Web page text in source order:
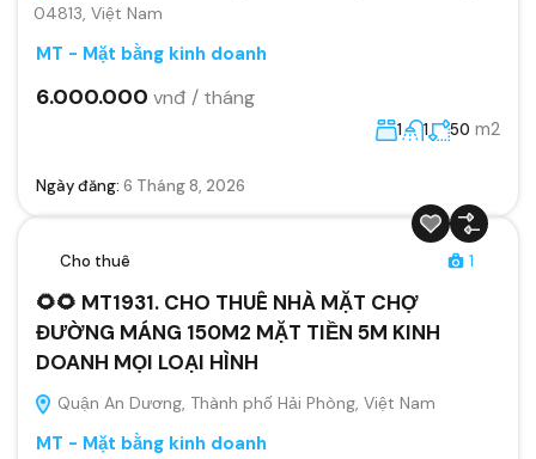
04813, Việt Nam
MT - Mặt bằng kinh doanh
6.000.000 vnđ / tháng
1 1 50 m2
Ngày đăng: 6 Tháng 8, 2026
Cho thuê 1
🌻🌻 MT1931. CHO THUÊ NHÀ MẶT CHỢ
ĐƯỜNG MÁNG 150M2 MẶT TIỀN 5M KINH
DOANH MỌI LOẠI HÌNH
Quận An Dương, Thành phố Hải Phòng, Việt Nam
MT - Mặt bằng kinh doanh